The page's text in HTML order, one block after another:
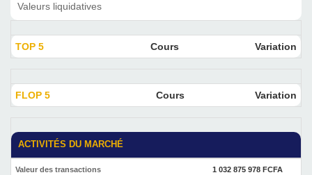
Valeurs liquidatives
TOP 5 Cours Variation
FLOP 5 Cours Variation
ACTIVITÉS DU MARCHÉ
Valeur des transactions 1 032 875 978 FCFA